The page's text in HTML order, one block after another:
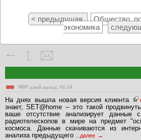
< предыдущая
Общество,
экономика
9895 дней назад, 01:14
На днях вышла новая версия клиента
знает, SET@home -- это такой
ваше отсутствие анализирует данные
радиотелескопов в мире на предмет
космоса. Данные скачиваются из
анализа предыдущего
...далее